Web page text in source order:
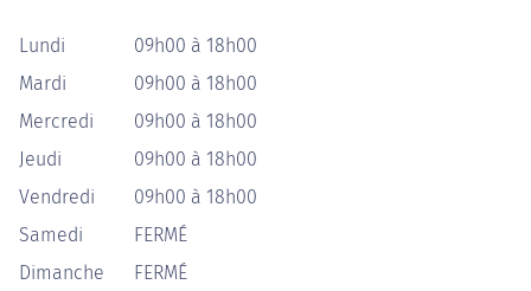
Lundi
09h00 à 18h00
Mardi
09h00 à 18h00
Mercredi
09h00 à 18h00
Jeudi
09h00 à 18h00
Vendredi
09h00 à 18h00
Samedi
FERMÉ
Dimanche
FERMÉ